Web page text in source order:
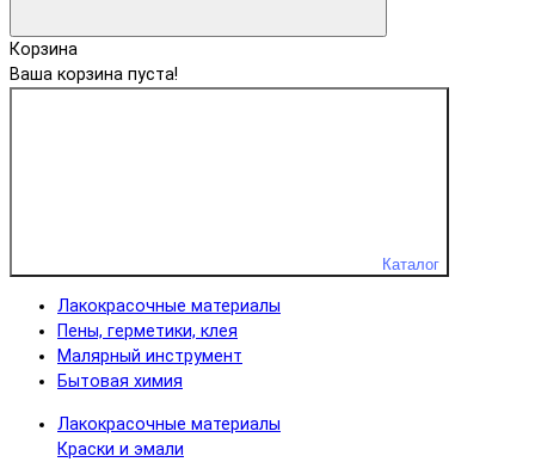
Корзина
Ваша корзина пуста!
Каталог
Лакокрасочные материалы
Пены, герметики, клея
Малярный инструмент
Бытовая химия
Лакокрасочные материалы
Краски и эмали